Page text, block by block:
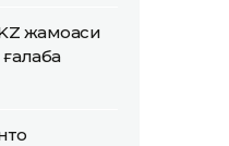
жамоаси